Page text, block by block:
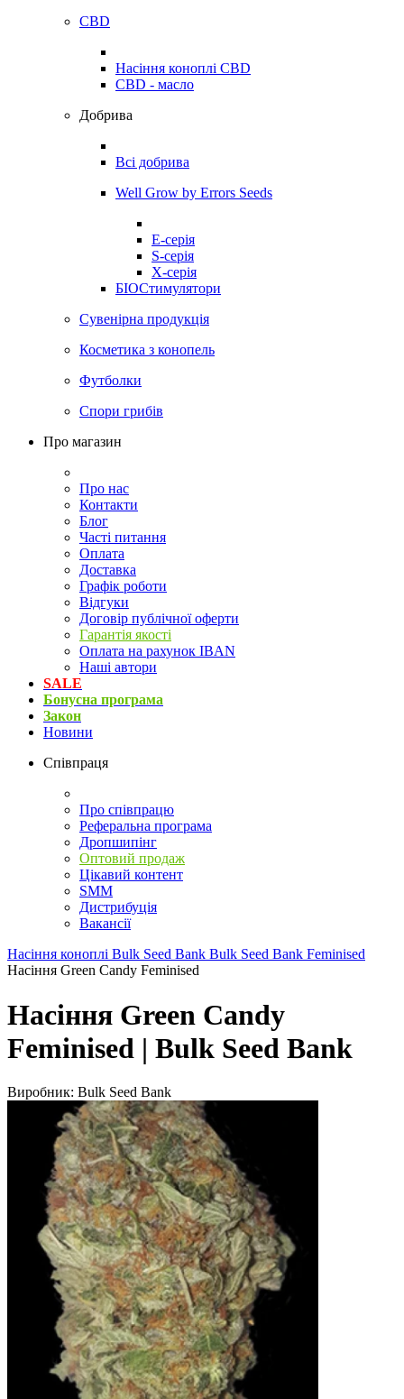
CBD
Насіння коноплі CBD
CBD - масло
Добрива
Всі добрива
Well Grow by Errors Seeds
E-серія
S-серія
X-серія
БІОСтимулятори
Сувенірна продукція
Косметика з конопель
Футболки
Спори грибів
Про магазин
Про нас
Контакти
Блог
Часті питання
Оплата
Доставка
Графік роботи
Відгуки
Договір публічної оферти
Гарантія якості
Оплата на рахунок IBAN
Наші автори
SALE
Бонусна програма
Закон
Новини
Співпраця
Про співпрацю
Реферальна програма
Дропшипінг
Оптовий продаж
Цікавий контент
SMM
Дистрибуція
Вакансії
Насіння коноплі Bulk Seed Bank Bulk Seed Bank Feminised
Насіння Green Candy Feminised
Насіння Green Candy
Feminised | Bulk Seed Bank
Виробник: Bulk Seed Bank